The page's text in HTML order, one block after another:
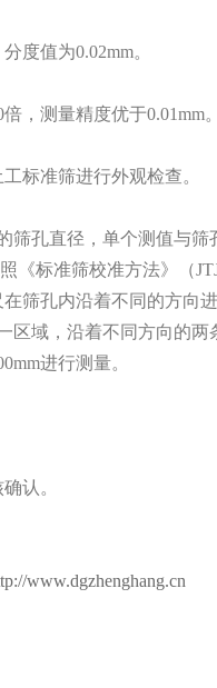
度值为0.02mm。
，测量精度优于0.01mm。
标准筛进行外观检查。
筛孔直径，单个测值与
《标准筛校准方法》（
筛孔内沿着不同的方向
区域，沿着不同方向的
进行测量。
认。
www.dgzhenghang.cn